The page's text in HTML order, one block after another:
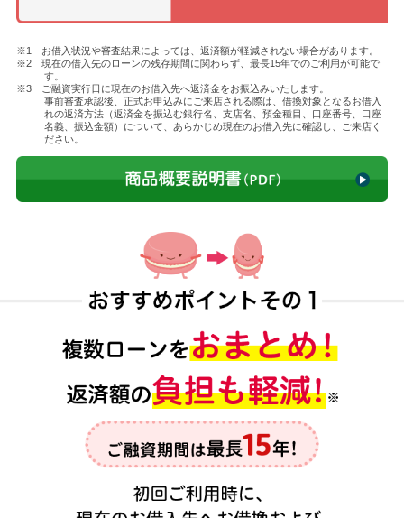
※1 お借入状況や審査結果によっては、返済額が軽減されない場合があります。
※2 現在の借入先のローンの残存期間に関わらず、最長15年でのご利用が可能で
す。
※3 ご融資実行日に現在のお借入先へ返済金をお振込みいたします。
事前審査承認後、正式お申込みにご来店される際は、借換対象となるお借入
れの返済方法（返済金を振込む銀行名、支店名、預金種目、口座番号、口座
名義、振込金額）について、あらかじめ現在のお借入先に確認し、ご来店く
ださい。